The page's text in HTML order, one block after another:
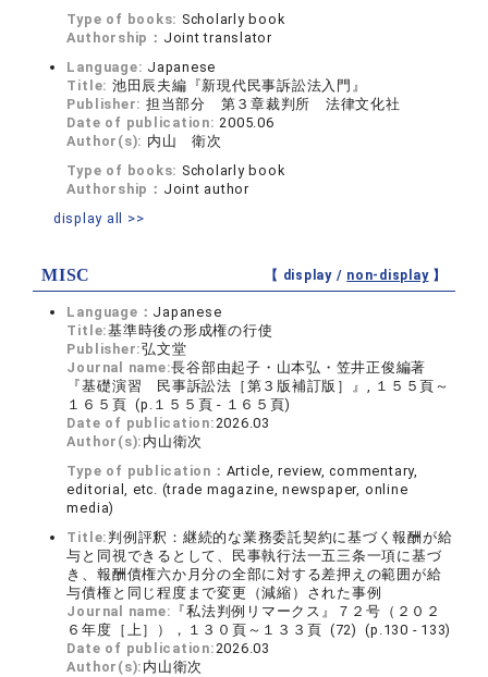
Type of books: Scholarly book
Authorship： Joint translator
Language: Japanese
Title: 池田辰夫編『新現代民事訴訟法入門』
Publisher: 担当部分 第３章裁判所 法律文化社
Date of publication:2005.06
Author(s): 内山 衛次
Type of books: Scholarly book
Authorship： Joint author
display all >>
MISC 【 display / non-display】
Language： Japanese
Title:基準時後の形成権の行使
Publisher:弘文堂
Journal name:長谷部由起子・山本弘・笠井正俊編著
『基礎演習 民事訴訟法［第３版補訂版］』, １５５頁～
１６５頁 (p.１５５頁 - １６５頁)
Date of publication:2026.03
Author(s): 内山衛次
Type of publication： Article, review, commentary,
editorial, etc. (trade magazine, newspaper, online
media)
Title: 判例評釈：継続的な業務委託契約に基づく報酬が給
与と同視できるとして、民事執行法一五三条一項に基づ
き、報酬債権六か月分の全部に対する差押えの範囲が給
与債権と同じ程度まで変更（減縮）された事例
Journal name: 『私法判例リマークス』７２号（２０２
６年度［上］），１３０頁～１３３頁 (72) (p.130 - 133)
Date of publication:2026.03
Author(s): 内山衛次